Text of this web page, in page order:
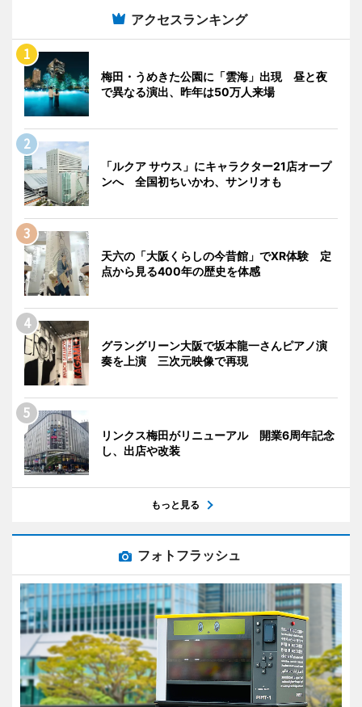
アクセスランキング
梅田・うめきた公園に「雲海」出現 昼と夜
で異なる演出、昨年は50万人来場
「ルクア サウス」にキャラクター21店オープ
ンへ 全国初ちいかわ、サンリオも
天六の「大阪くらしの今昔館」でXR体験 定
点から見る400年の歴史を体感
グラングリーン大阪で坂本龍一さんピアノ演
奏を上演 三次元映像で再現
リンクス梅田がリニューアル 開業6周年記念
し、出店や改装
もっと見る
フォトフラッシュ